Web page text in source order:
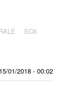
15/01/2018 - 00:02
SC6